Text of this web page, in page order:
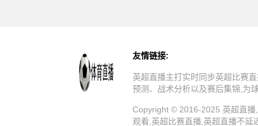
友情链接:
英超直播主打实时同步英超比赛
预测、战术分析以及赛后集锦,为
Copyright © 2016-2025 英超直播
观看,英超比赛直播,英超直播不延